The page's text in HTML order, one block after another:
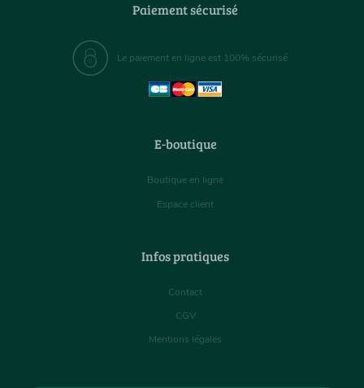
Paiement sécurisé
Le paiement en ligne est 100% sécurisé
E-boutique
Boutique en ligne
Espace client
Infos pratiques
Contact
CGV
Mentions légales